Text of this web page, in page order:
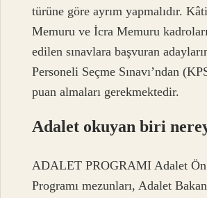
türüne göre ayrım yapmalıdır.
Memuru ve İcra Memuru
edilen sınavlara başvuran
Personeli Seçme Sınavı’ndan
puan almaları gerekmektedir.
Adalet okuyan biri
ADALET PROGRAMI Adalet
Programı mezunları, Adalet